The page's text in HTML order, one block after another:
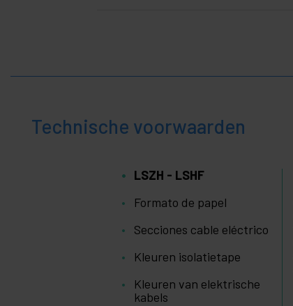
Technische voorwaarden
LSZH - LSHF
Formato de papel
Secciones cable eléctrico
Kleuren isolatietape
Kleuren van elektrische
kabels